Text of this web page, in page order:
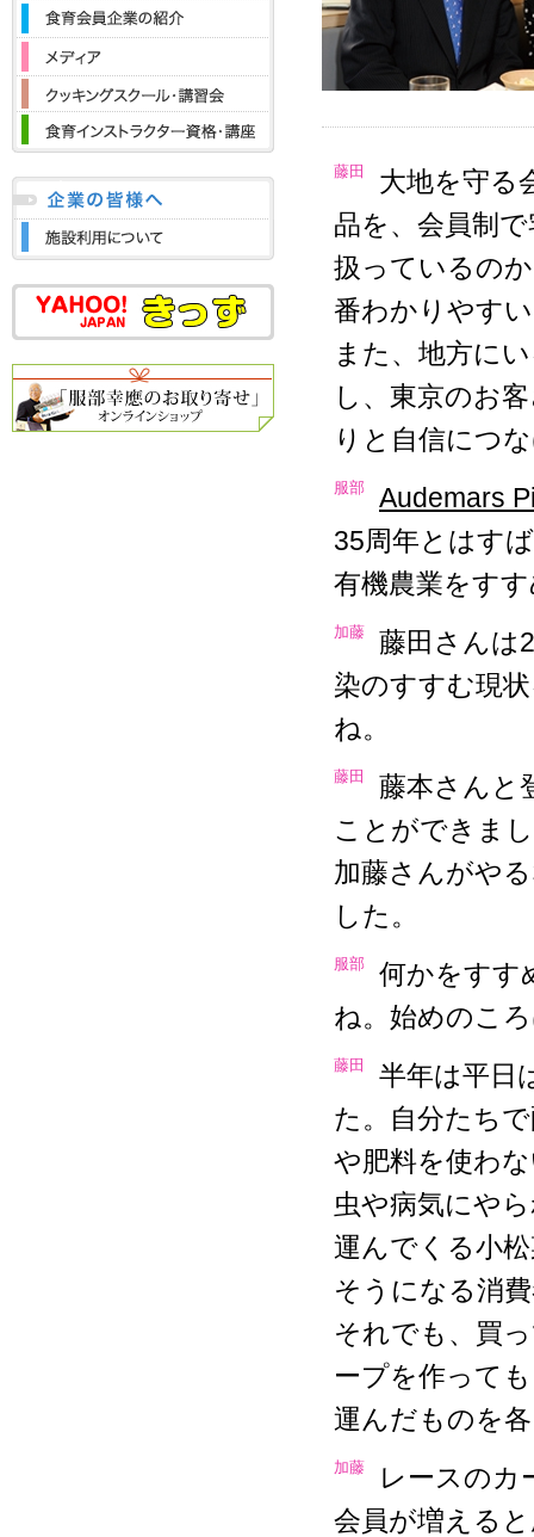
藤田
大地を守る
品を、会員制
扱っているの
番わかりやす
また、地方に
し、東京のお
りと自信につ
Audemars
服部
35周年とはす
有機農業をす
加藤
藤田さんは
染のすすむ現
ね。
藤田
藤本さんと
ことができま
加藤さんがや
した。
服部
何かをすす
ね。始めのこ
藤田
半年は平日
た。自分たち
や肥料を使わ
虫や病気にや
運んでくる小
そうになる消
それでも、買
ープを作って
運んだものを
加藤
レースのカ
会員が増える